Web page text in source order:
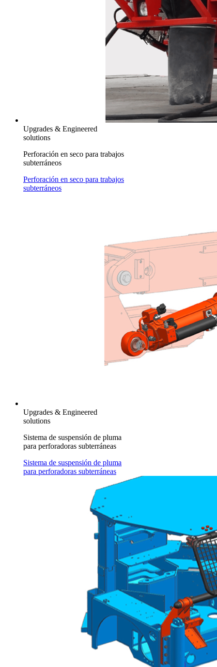
Upgrades & Engineered
solutions
Perforación en seco para trabajos
subterráneos
Perforación en seco para trabajos
subterráneos
Upgrades & Engineered
solutions
Sistema de suspensión de pluma
para perforadoras subterráneas
Sistema de suspensión de pluma
para perforadoras subterráneas